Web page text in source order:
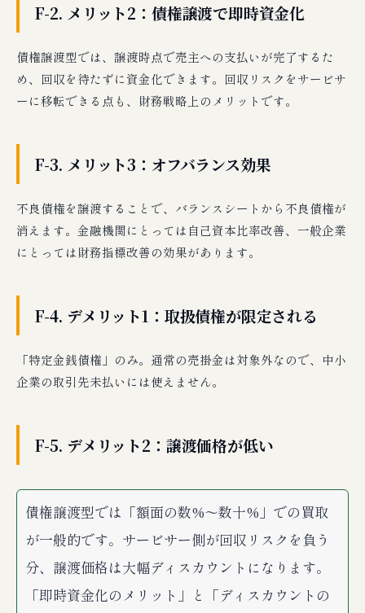
F-2. メリット2：債権譲渡で即時資金化
債権譲渡型では、譲渡時点で売主への支払いが完了するた
め、回収を待たずに資金化できます。回収リスクをサービサ
ーに移転できる点も、財務戦略上のメリットです。
F-3. メリット3：オフバランス効果
不良債権を譲渡することで、バランスシートから不良債権が
消えます。金融機関にとっては自己資本比率改善、一般企業
にとっては財務指標改善の効果があります。
F-4. デメリット1：取扱債権が限定される
「特定金銭債権」のみ。通常の売掛金は対象外なので、中小
企業の取引先未払いには使えません。
F-5. デメリット2：譲渡価格が低い
債権譲渡型では「額面の数%〜数十%」での買取
が一般的です。サービサー側が回収リスクを負う
分、譲渡価格は大幅ディスカウントになります。
「即時資金化のメリット」と「ディスカウントの